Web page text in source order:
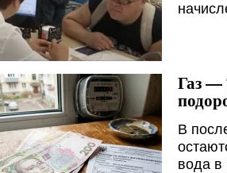
Газ —
В
вода